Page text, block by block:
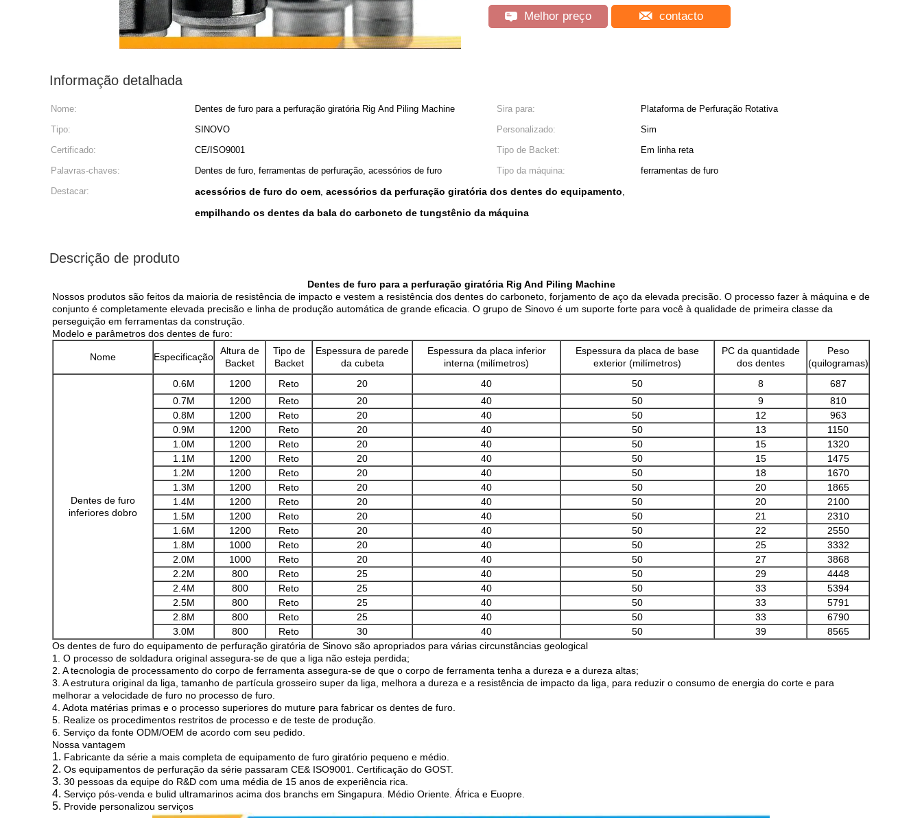
Melhor preço contacto
Informação detalhada
Nome: Dentes de furo para a perfuração giratória Rig And Piling Machine Sira para:
Plataforma de Perfuração Rotativa
Tipo:
SINOVO Personalizado:
Sim
Certificado:
CE/ISO9001 Tipo de Backet:
Em linha reta
Palavras-chaves:
Dentes de furo, ferramentas de perfuração, acessórios de furo Tipo da máquina:
ferramentas de furo
Destacar:
acessórios de furo do oem, acessórios da perfuração giratória dos dentes do equipamento,
empilhando os dentes da bala do carboneto de tungstênio da máquina
Descrição de produto
Dentes de furo para a perfuração giratória Rig And Piling Machine
Nossos produtos são feitos da maioria de resistência de impacto e vestem a resistência dos dentes do carboneto, forjamento de aço da elevada precisão. O processo fazer à máquina e de
conjunto é completamente elevada precisão e linha de produção automática de grande eficacia. O grupo de Sinovo é um suporte forte para você à qualidade de primeira classe da
perseguição em ferramentas da construção.
Modelo e parâmetros dos dentes de furo:
Nome Especificação
Altura de
Backet
Tipo de
Backet
Espessura de parede
da cubeta
Espessura da placa inferior
interna (milímetros)
Espessura da placa de base
exterior (milímetros)
PC da quantidade
dos dentes
Peso
(quilogramas)
Dentes de furo
inferiores dobro
0.6M 1200 Reto 20 40 50 8
687
0.7M
1200 Reto 20 40 50 9
810
0.8M
1200 Reto 20 40 50 12
963
0.9M
1200 Reto 20 40 50 13
1150
1.0M
1200 Reto 20 40 50 15
1320
1.1M
1200 Reto 20 40 50 15
1475
1.2M
1200 Reto 20 40 50 18
1670
1.3M
1200 Reto 20 40 50 20
1865
1.4M
1200 Reto 20 40 50 20
2100
1.5M
1200 Reto 20 40 50 21
2310
1.6M
1200 Reto 20 40 50 22
2550
1.8M
1000 Reto 20 40 50 25
3332
2.0M
1000 Reto 20 40 50 27
3868
2.2M
800 Reto 25 40 50 29
4448
2.4M
800 Reto 25 40 50 33
5394
2.5M
800 Reto 25 40 50 33
5791
2.8M
800 Reto 25 40 50 33
6790
3.0M
800 Reto 30 40 50 39
8565
Os dentes de furo do equipamento de perfuração giratória de Sinovo são apropriados para várias circunstâncias geological
1. O processo de soldadura original assegura-se de que a liga não esteja perdida;
2. A tecnologia de processamento do corpo de ferramenta assegura-se de que o corpo de ferramenta tenha a dureza e a dureza altas;
3. A estrutura original da liga, tamanho de partícula grosseiro super da liga, melhora a dureza e a resistência de impacto da liga, para reduzir o consumo de energia do corte e para
melhorar a velocidade de furo no processo de furo.
4. Adota matérias primas e o processo superiores do muture para fabricar os dentes de furo.
5. Realize os procedimentos restritos de processo e de teste de produção.
6. Serviço da fonte ODM/OEM de acordo com seu pedido.
Nossa vantagem
1. Fabricante da série a mais completa de equipamento de furo giratório pequeno e médio.
2. Os equipamentos de perfuração da série passaram CE& ISO9001. Certificação do GOST.
3. 30 pessoas da equipe do R&D com uma média de 15 anos de experiência rica.
4. Serviço pós-venda e bulid ultramarinos acima dos branchs em Singapura. Médio Oriente. África e Euopre.
5. Provide personalizou serviços